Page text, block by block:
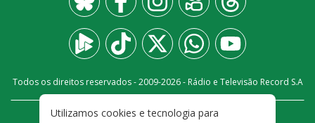
Todos os direitos reservados - 2009-2026- Rádio e Televisão Record S.A
Utilizamos cookies e tecnologia para